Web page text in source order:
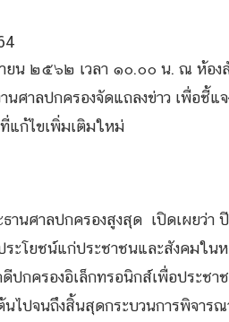
ยน ๒๕๖๒ เวลา ๑๐.๐๐ น. ณ ห้อ
ศาลปกครองจัดแถลงข่าว เพื่อชี้แ
แก้ไขเพิ่มเติมใหม่
านศาลปกครองสูงสุด เปิดเผยว่
ระโยชน์แก่ประชาชนและสังคมใ
ปกครองอิเล็กทรอนิกส์เพื่อประช
นไปจนถึงสิ้นสุดกระบวนการพิจา